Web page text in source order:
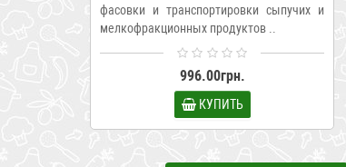
фасовки и транспортировки сыпучих и
мелкофракционных продуктов ..
996.00грн.
КУПИТЬ